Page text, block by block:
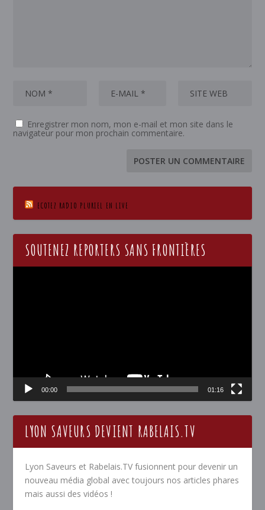
Enregistrer mon nom, mon e-mail et mon site dans le
navigateur pour mon prochain commentaire.
ECOTEZ RADIO PLURIEL EN LIVE
SOUTENEZ REPORTERS SANS FRONTIÈRES
00:00 01:16
LYON SAVEURS DEVIENT RABELAIS.TV
Lyon Saveurs et Rabelais.TV fusionnent pour devenir un
nouveau média global avec toujours nos articles phares
mais aussi des vidéos !